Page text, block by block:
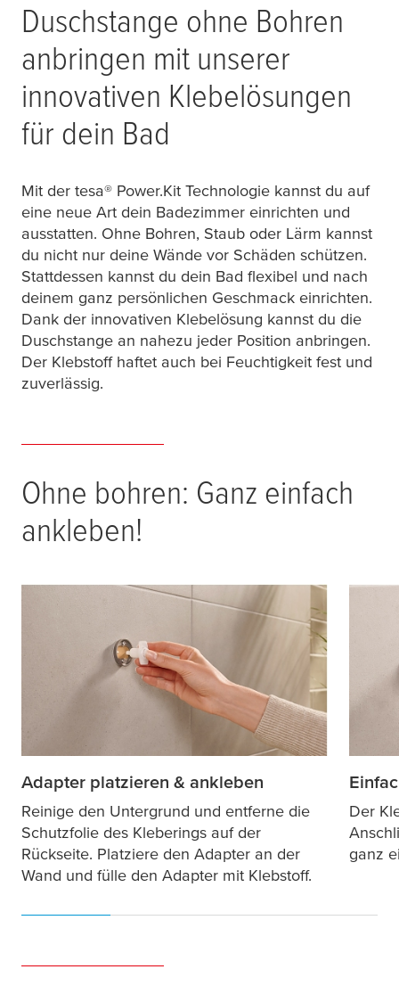
Duschstange ohne Bohren
anbringen mit unserer
innovativen Klebelösungen
für dein Bad
Mit der tesa® Power.Kit Technologie kannst du auf
eine neue Art dein Badezimmer einrichten und
ausstatten. Ohne Bohren, Staub oder Lärm kannst
du nicht nur deine Wände vor Schäden schützen.
Stattdessen kannst du dein Bad flexibel und nach
deinem ganz persönlichen Geschmack einrichten.
Dank der innovativen Klebelösung kannst du die
Duschstange an nahezu jeder Position anbringen.
Der Klebstoff haftet auch bei Feuchtigkeit fest und
zuverlässig.
Ohne bohren: Ganz einfach
ankleben!
Adapter platzieren & ankleben
Reinige den Untergrund und entferne die
Schutzfolie des Kleberings auf der
Rückseite. Platziere den Adapter an der
Wand und fülle den Adapter mit Klebstoff.
Der
ganz